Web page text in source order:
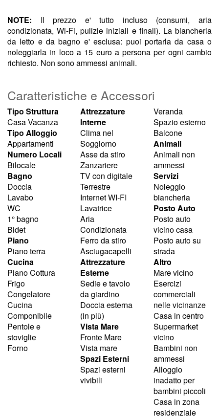
NOTE: Il prezzo e' tutto incluso (consumi, aria
condizionata, Wi-Fi, pulizie iniziali e finali). La biancheria
da letto e da bagno e' esclusa: puoi portarla da casa o
noleggiarla in loco a 15 euro a persona per ogni cambio
richiesto. Non sono ammessi animali.
Caratteristiche e Accessori
Tipo Struttura
Casa Vacanza
Tipo Alloggio
Appartamenti
Numero Locali
Bilocale
Bagno
Doccia
Lavabo
WC
1° bagno
Bidet
Piano
Piano terra
Cucina
Piano Cottura
Frigo
Congelatore
Cucina
Componibile
Pentole e
stoviglie
Forno
Attrezzature
Interne
Clima nel
Soggiorno
Asse da stiro
Zanzariere
TV con digitale
Terrestre
Internet WI-FI
Lavatrice
Aria
Condizionata
Ferro da stiro
Asciugacapelli
Attrezzature
Esterne
Sedie e tavolo
da giardino
Doccia esterna
(in più)
Vista Mare
Fronte Mare
Vista mare
Spazi Esterni
Spazi esterni
vivibili
Veranda
Spazio esterno
Balcone
Animali
Animali non
ammessi
Servizi
Noleggio
biancheria
Posto Auto
Posto auto
vicino casa
Posto auto su
strada
Altro
Mare vicino
Esercizi
commerciali
nelle vicinanze
Casa in centro
Supermarket
vicino
Bambini non
ammessi
Alloggio
inadatto per
bambini piccoli
Casa in zona
residenziale